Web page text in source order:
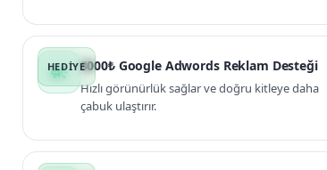
campaign 3000₺ Google Adwords Reklam Desteği
Hızlı görünürlük sağlar ve doğru kitleye daha
çabuk ulaştırır.